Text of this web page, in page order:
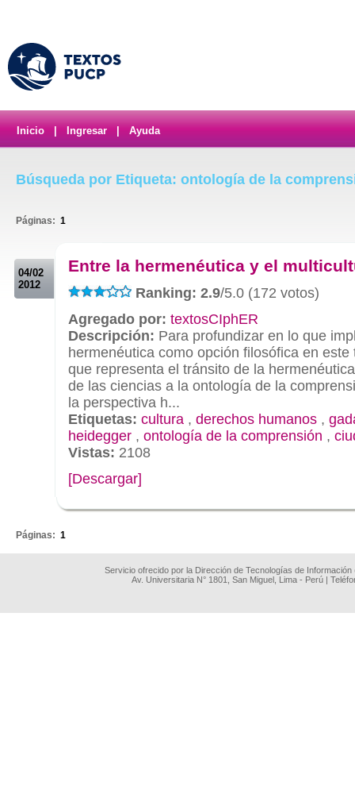
Inicio Ingresar Ayuda
Búsqueda por Etiqueta: ontología de la
Páginas: 1
04/02
2012
Entre la hermenéutica y el
Ranking: 2.9/5.0 (172 votos)
Agregado por: textosCIphER
Descripción: Para profundizar en lo que
hermenéutica como opción filosófica en
que representa el tránsito de la
de las ciencias a la ontología de la
la perspectiva h...
Etiquetas: cultura , derechos humanos ,
heidegger , ontología de la comprensión ,
Vistas: 2108
[Descargar]
Páginas: 1
Servicio ofrecido por la Dirección de Tecnologías de
Av. Universitaria N° 1801, San Miguel, Lima - Perú |